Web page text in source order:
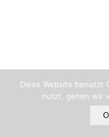
Diese Website benutzt
nutzt, gehen wir